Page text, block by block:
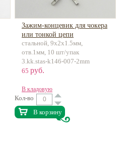
Зажим-концевик для чокера
или тонкой цепи
нержав.сталь
стальной, 9х2х1.5мм,
отв.1мм, 10 шт/упак
3.kk.stas-k146-007-2mm
65 руб.
В кладовую
Кол-во
В корзину